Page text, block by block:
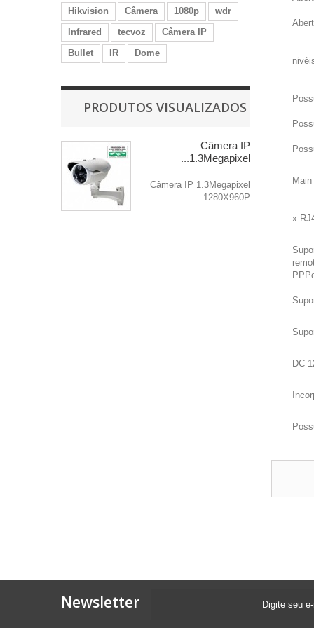
Hikvision Câmera 1080p
wdr
Infrared
tecvoz
Câmera IP
Bullet
IR Dome
PRODUTOS VISUALIZADOS
Câmera IP
1.3Megapixel...
Câmera IP 1.3Megapixel
1280X960P...
DC
Newsletter